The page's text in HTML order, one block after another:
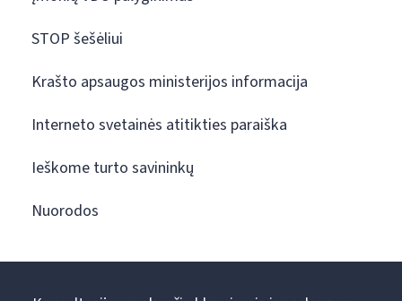
STOP šešėliui
Krašto apsaugos ministerijos informacija
Interneto svetainės atitikties paraiška
Ieškome turto savininkų
Nuorodos